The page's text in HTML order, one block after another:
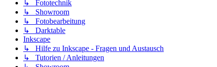
↳ Fototechnik
↳ Showroom
↳ Fotobearbeitung
↳ Darktable
Inkscape
↳ Hilfe zu Inkscape - Fragen und Austausch
↳ Tutorien / Anleitungen